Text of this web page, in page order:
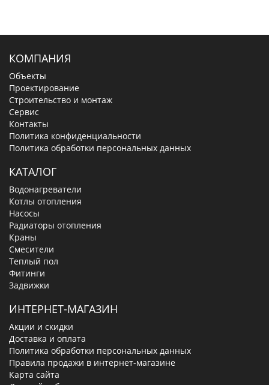
КОМПАНИЯ
Объекты
Проектирование
Строительство и монтаж
Сервис
Контакты
Политика конфиденциальности
Политика обработки персональных данных
КАТАЛОГ
Водонагреватели
Котлы отопления
Насосы
Радиаторы отопления
Краны
Смесители
Теплый пол
Фитинги
Задвижки
ИНТЕРНЕТ-МАГАЗИН
Акции и скидки
Доставка и оплата
Политика обработки персональных данных
Правила продажи в интернет-магазине
Карта сайта